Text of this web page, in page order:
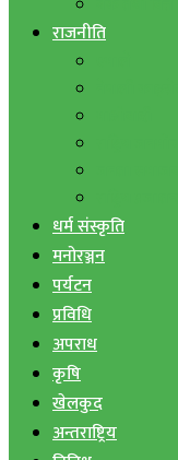
राजनीति
धर्म संस्कृति
मनोरञ्जन
पर्यटन
प्रविधि
अपराध
कृषि
खेलकुद
अन्तराष्ट्रिय